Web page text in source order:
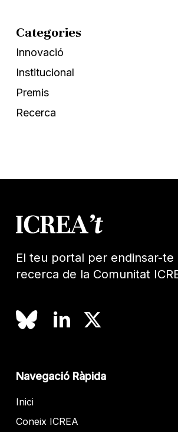
Categories
Innovació
Institucional
Premis
Recerca
El teu portal per endinsar-te
recerca de la Comunitat
Navegació Ràpida
Inici
Coneix ICREA